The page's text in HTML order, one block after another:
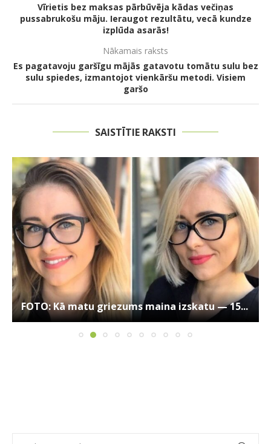
Vīrietis bez maksas pārbūvēja kādas večiņas
pussabrukošu māju. Ieraugot rezultātu, vecā kundze
izplūda asarās!
Nākamais raksts
Es pagatavoju garšīgu mājās gatavotu tomātu sulu bez
sulu spiedes, izmantojot vienkāršu metodi. Visiem
garšo
SAISTĪTIE RAKSTI
FOTO: Kā matu griezums maina izskatu — 15...